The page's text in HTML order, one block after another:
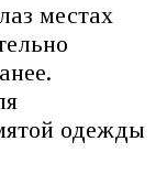
местах
одежды